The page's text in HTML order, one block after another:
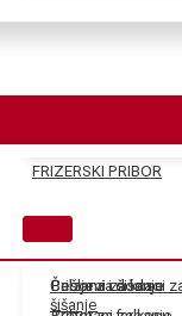
Češljevi i dodaci
šišanje
Balzami za kosu
FRIZERSKI PRIBOR
Pribor za šišanje